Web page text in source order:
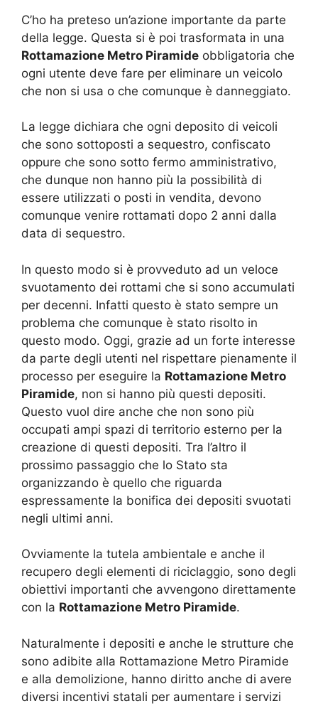
C’ho ha preteso un’azione importante da parte
della legge. Questa si è poi trasformata in una
Rottamazione Metro Piramide obbligatoria che
ogni utente deve fare per eliminare un veicolo
che non si usa o che comunque è danneggiato.
La legge dichiara che ogni deposito di veicoli
che sono sottoposti a sequestro, confiscato
oppure che sono sotto fermo amministrativo,
che dunque non hanno più la possibilità di
essere utilizzati o posti in vendita, devono
comunque venire rottamati dopo 2 anni dalla
data di sequestro.
In questo modo si è provveduto ad un veloce
svuotamento dei rottami che si sono accumulati
per decenni. Infatti questo è stato sempre un
problema che comunque è stato risolto in
questo modo. Oggi, grazie ad un forte interesse
da parte degli utenti nel rispettare pienamente il
processo per eseguire la Rottamazione Metro
Piramide, non si hanno più questi depositi.
Questo vuol dire anche che non sono più
occupati ampi spazi di territorio esterno per la
creazione di questi depositi. Tra l’altro il
prossimo passaggio che lo Stato sta
organizzando è quello che riguarda
espressamente la bonifica dei depositi svuotati
negli ultimi anni.
Ovviamente la tutela ambientale e anche il
recupero degli elementi di riciclaggio, sono degli
obiettivi importanti che avvengono direttamente
con la Rottamazione Metro Piramide.
Naturalmente i depositi e anche le strutture che
sono adibite alla Rottamazione Metro Piramide
e alla demolizione, hanno diritto anche di avere
diversi incentivi statali per aumentare i servizi